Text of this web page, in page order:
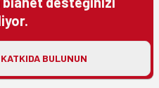
KATKIDA BULUNUN